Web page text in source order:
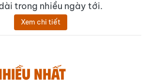
trong nhiều ngày tới.
Xem chi tiết
nhất